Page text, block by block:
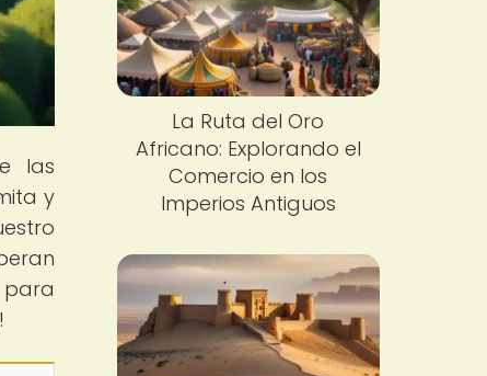
las
y
para
La Ruta del Oro
Africano: Explorando el
Comercio en los
Imperios Antiguos